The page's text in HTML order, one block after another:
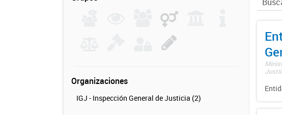
Organizaciones
IGJ - Inspección General de Justicia (2)